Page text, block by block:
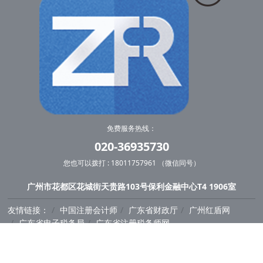
免费服务热线：
020-36935730
您也可以拨打 : 18011757961 （微信同号）
广州市花都区花城街天贵路103号保利金融中心T4 1906室
友情链接： 中国注册会计师 广东省财政厅
广州红盾网
广东省电子税务局
广东省注册税务师网